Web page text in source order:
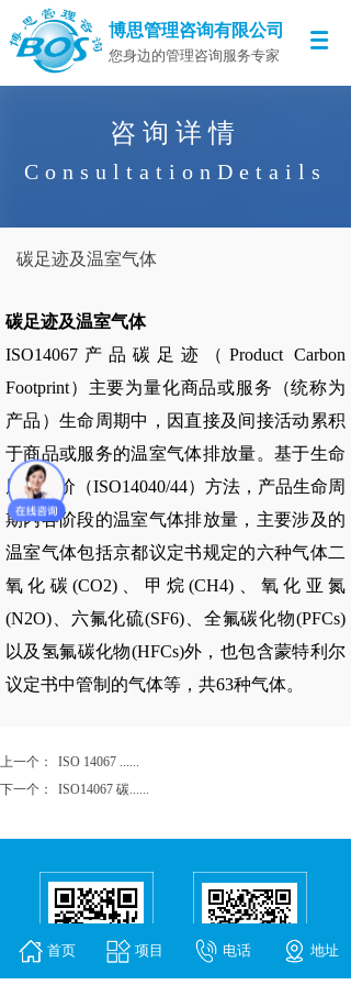
您身边的管理咨询服务专家
博思管理咨询有限公司
咨询详情
ConsultationDetails
​碳足迹及温室气体
碳足迹及温室气体
ISO14067产品碳足迹（Product Carbon
Footprint）主要为量化商品或服务（统称为
产品）生命周期中，因直接及间接活动累积
于商品或服务的温室气体排放量。基于生命
周期评价（ISO14040/44）方法，产品生命周
期内各阶段的温室气体排放量，主要涉及的
温室气体包括京都议定书规定的六种气体二
氧化碳(CO2)、甲烷(CH4)、氧化亚氮
(N2O)、六氟化硫(SF6)、全氟碳化物(PFCs)
以及氢氟碳化物(HFCs)外，也包含蒙特利尔
议定书中管制的气体等，共63种气体。
上一个：
ISO 14067 ......
下一个：
ISO14067 碳......
首页 项目 电话 地址